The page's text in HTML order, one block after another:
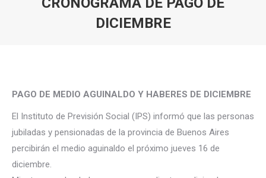
DICIEMBRE
PAGO DE MEDIO AGUINALDO Y HABERES DE DICIEMBRE
El Instituto de Previsión Social (IPS) informó que las personas
jubiladas y pensionadas de la provincia de Buenos Aires
percibirán el medio aguinaldo el próximo jueves 16 de
diciembre.